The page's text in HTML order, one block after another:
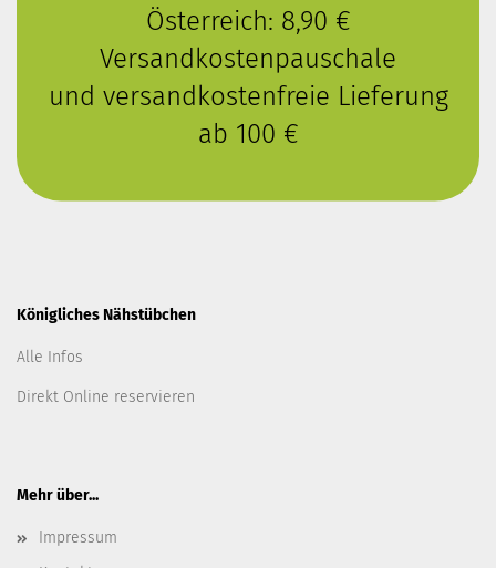
Österreich: 8,90 €
Versandkostenpauschale
und versandkostenfreie Lieferung
ab 100 €
Königliches Nähstübchen
Alle Infos
Direkt Online reservieren
Mehr über...
Impressum